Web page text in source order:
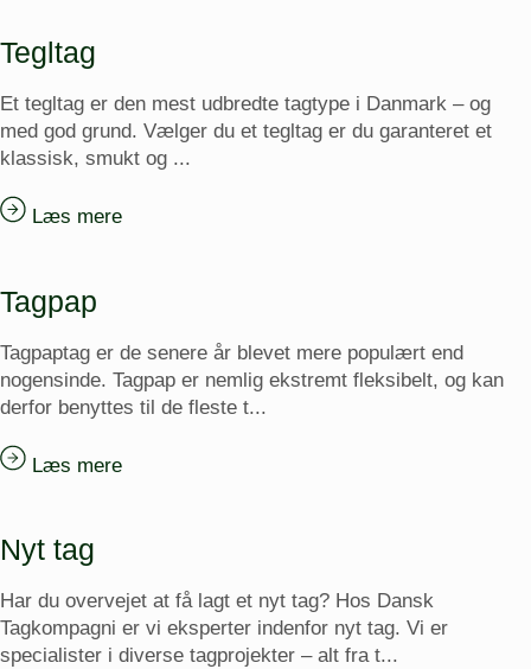
Tegltag
Et tegltag er den mest udbredte tagtype i Danmark – og
med god grund. Vælger du et tegltag er du garanteret et
klassisk, smukt og ...
Læs mere
Tagpap
Tagpaptag er de senere år blevet mere populært end
nogensinde. Tagpap er nemlig ekstremt fleksibelt, og kan
derfor benyttes til de fleste t...
Læs mere
Nyt tag
Har du overvejet at få lagt et nyt tag? Hos Dansk
Tagkompagni er vi eksperter indenfor nyt tag. Vi er
specialister i diverse tagprojekter – alt fra t...